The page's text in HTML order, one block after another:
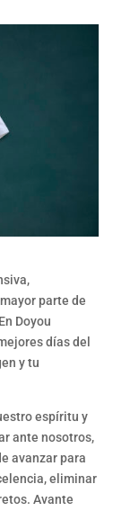
parte de
Doyou
días del
y tu
espíritu y
ante nosotros,
avanzar para
eliminar
Avante